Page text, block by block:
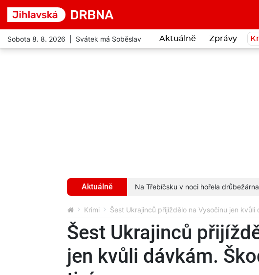
Sobota 8. 8. 2026 | Svátek má Soběslav Aktuálně Zprávy
Aktuálně
Stal se obětí podvodníků více... Na Třebíčsku v noci hořela
Krimi Šest Ukrajinců přijíždělo na Vysočinu jen
Šest Ukrajinců
jen kvůli dávkám.